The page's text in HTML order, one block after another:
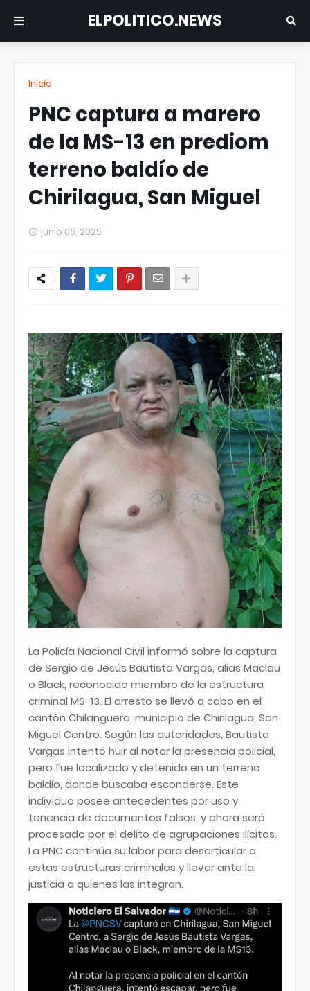
ELPOLITICO.NEWS
Inicio
PNC captura a marero
de la MS-13 en prediom
terreno baldío de
Chirilagua, San Miguel
junio 06, 2025
La Policía Nacional Civil informó sobre la captura
de Sergio de Jesús Bautista Vargas, alias Maclau
o Black, reconocido miembro de la estructura
criminal MS-13. El arresto se llevó a cabo en el
cantón Chilanguera, municipio de Chirilagua, San
Miguel Centro. Según las autoridades, Bautista
Vargas intentó huir al notar la presencia policial,
pero fue localizado y detenido en un terreno
baldío, donde buscaba esconderse. Este
individuo posee antecedentes por uso y
tenencia de documentos falsos, y ahora será
procesado por el delito de agrupaciones ilícitas.
La PNC continúa su labor para desarticular a
estas estructuras criminales y llevar ante la
justicia a quienes las integran.